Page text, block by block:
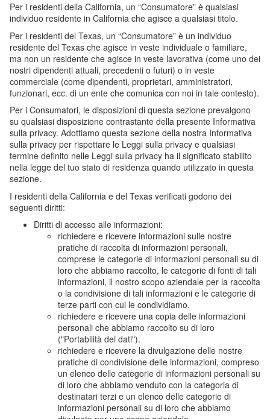
Per i residenti della California, un “Consumatore” è qualsiasi
individuo residente in California che agisce a qualsiasi titolo.
Per i residenti del Texas, un “Consumatore” è un individuo
residente del Texas che agisce in veste individuale o familiare,
ma non un residente che agisce in veste lavorativa (come uno dei
nostri dipendenti attuali, precedenti o futuri) o in veste
commerciale (come dipendenti, proprietari, amministratori,
funzionari, ecc. di un ente che comunica con noi in tale contesto).
Per i Consumatori, le disposizioni di questa sezione prevalgono
su qualsiasi disposizione contrastante della presente Informativa
sulla privacy. Adottiamo questa sezione della nostra Informativa
sulla privacy per rispettare le Leggi sulla privacy e qualsiasi
termine definito nelle Leggi sulla privacy ha il significato stabilito
nella legge del tuo stato di residenza quando utilizzato in questa
sezione.
I residenti della California e del Texas verificati godono dei
seguenti diritti:
Diritti di accesso alle informazioni:
richiedere e ricevere informazioni sulle nostre
pratiche di raccolta di informazioni personali,
comprese le categorie di informazioni personali su di
loro che abbiamo raccolto, le categorie di fonti di tali
informazioni, il nostro scopo aziendale per la raccolta
o la condivisione di tali informazioni e le categorie di
terze parti con cui le condividiamo.
richiedere e ricevere una copia delle informazioni
personali che abbiamo raccolto su di loro
("Portabilità dei dati").
richiedere e ricevere la divulgazione delle nostre
pratiche di condivisione delle informazioni, compreso
un elenco delle categorie di informazioni personali su
di loro che abbiamo venduto con la categoria di
destinatari terzi e un elenco delle categorie di
informazioni personali su di loro che abbiamo